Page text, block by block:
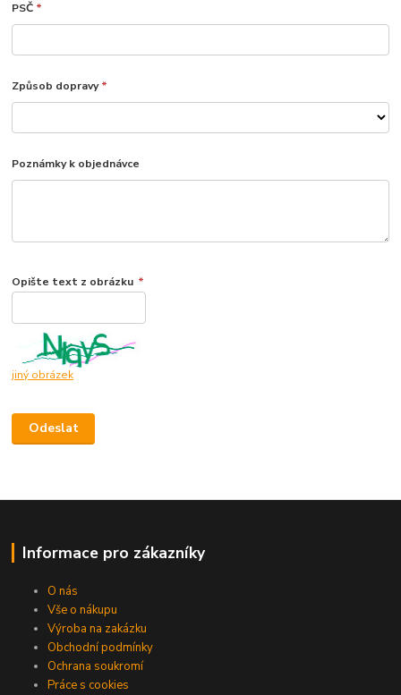
PSČ *
Způsob dopravy*
Poznámky k objednávce
Opište text z obrázku *
jiný obrázek
Informace pro zákazníky
O nás
Vše o nákupu
Výroba na zakázku
Obchodní podmínky
Ochrana soukromí
Práce s cookies